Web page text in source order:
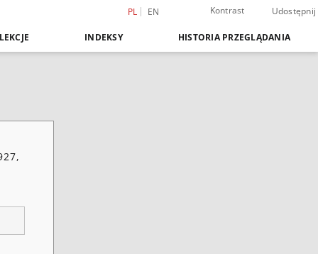
PL EN Kontrast Udostępnij
INDEKSY HISTORIA PRZEGLĄDANIA